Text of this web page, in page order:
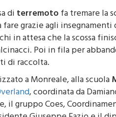
diterremotofa tremare la
fare grazie agli
in attesa che la scossa
Poi in fila per
di raccolta.
a Monreale, alla scuola
, coordinata da
il gruppo Coes,
Giuseppe Fazio e il